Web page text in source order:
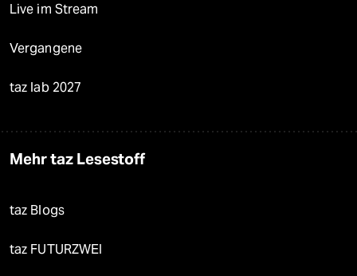
Live im Stream
Vergangene
taz lab 2027
Mehr taz Lesestoff
taz Blogs
taz FUTURZWEI